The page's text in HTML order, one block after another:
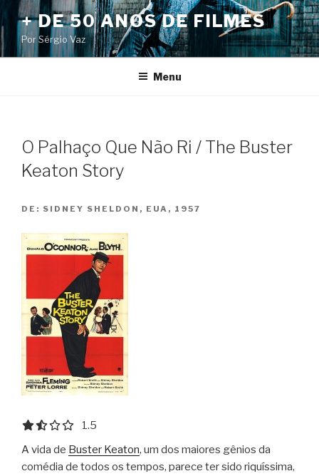
Pular
para
o
conteúdo
+ DE 50 ANOS DE FILMES
Por Sérgio Vaz
Menu
O Palhaço Que Não Ri / The Buster
Keaton Story
DE: SIDNEY SHELDON, EUA, 1957
1.5 out of 5.0 stars
1.5
A vida de Buster Keaton, um dos maiores gênios da
comédia de todos os tempos, parece ter sido riquíssima,